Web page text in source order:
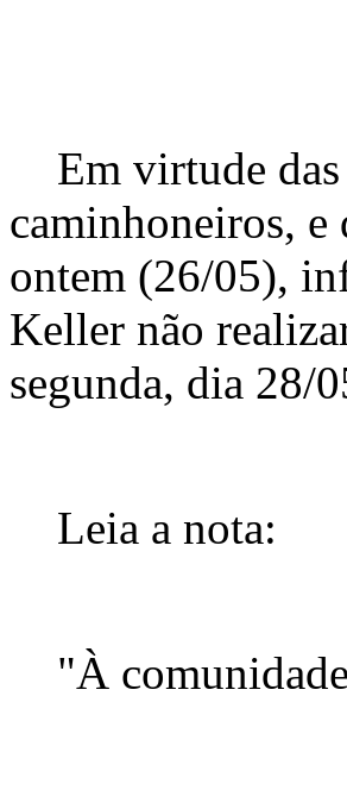
Em virtude das
caminhoneiros,
ontem (26/05),
Keller não
segunda, dia 28/
Leia a nota:
"À